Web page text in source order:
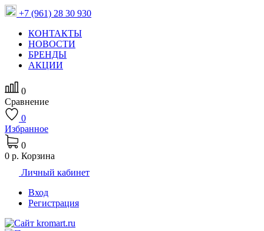
+7 (961) 28 30 930
КОНТАКТЫ
НОВОСТИ
БРЕНДЫ
АКЦИИ
0
Сравнение
0
Избранное
0
0 р. Корзина
Личный кабинет
Вход
Регистрация